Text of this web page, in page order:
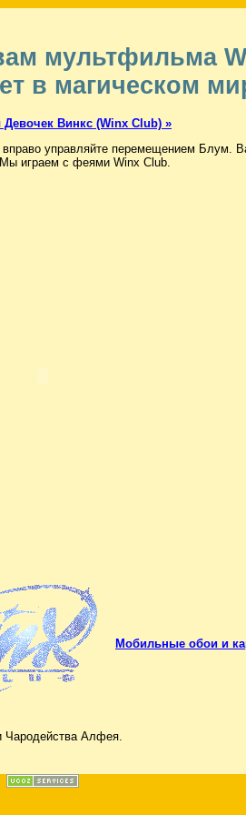
мультфильма
в магическом
Винкс (Winx Club) »
управляйте перемещением Блум.
играем с феями Winx Club.
Мобильные обои и
Чародейства Алфея.